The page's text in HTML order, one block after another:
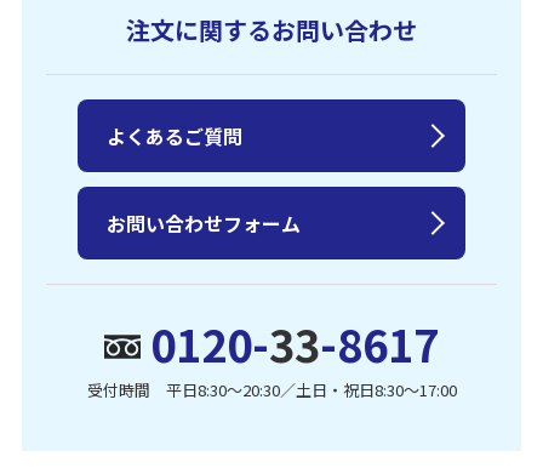
注文に関するお問い合わせ
0120-33-8617
受付時間 平日8:30〜20:30／土日・祝日8:30〜17:00
よくあるご質問
お問い合わせフォーム